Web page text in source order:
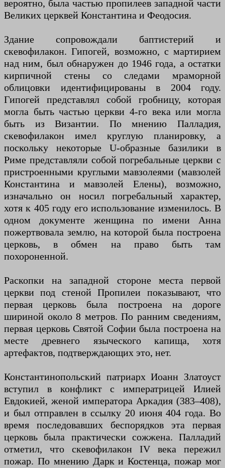
вероятно, была частью пропилеев западной части
Великих церквей Константина и Феодосия.
Здание сопровождали баптистерий и
скевофилакон. Гипогей, возможно, с мартирием
над ним, был обнаружен до 1946 года, а остатки
кирпичной стены со следами мраморной
облицовки идентифицированы в 2004 году.
Гипогей представлял собой гробницу, которая
могла быть частью церкви 4-го века или могла
быть из Византии. По мнению Палладия,
скевофилакон имел круглую планировку, а
поскольку некоторые U-образные базилики в
Риме представляли собой погребальные церкви с
пристроенными круглыми мавзолеями (мавзолей
Константина и мавзолей Елены), возможно,
изначально он носил погребальный характер,
хотя к 405 году его использование изменилось. В
одном документе женщина по имени Анна
пожертвовала землю, на которой была построена
церковь, в обмен на право быть там
похороненной.
Раскопки на западной стороне места первой
церкви под стеной Пропилеи показывают, что
первая церковь была построена на дороге
шириной около 8 метров. По ранним сведениям,
первая церковь Святой Софии была построена на
месте древнего языческого капища, хотя
артефактов, подтверждающих это, нет.
Константинопольский патриарх Иоанн Златоуст
вступил в конфликт с императрицей Илией
Евдокией, женой императора Аркадия (383–408),
и был отправлен в ссылку 20 июня 404 года. Во
время последовавших беспорядков эта первая
церковь была практически сожжена. Палладий
отметил, что скевофилакон IV века пережил
пожар. По мнению Дарк и Костенца, пожар мог